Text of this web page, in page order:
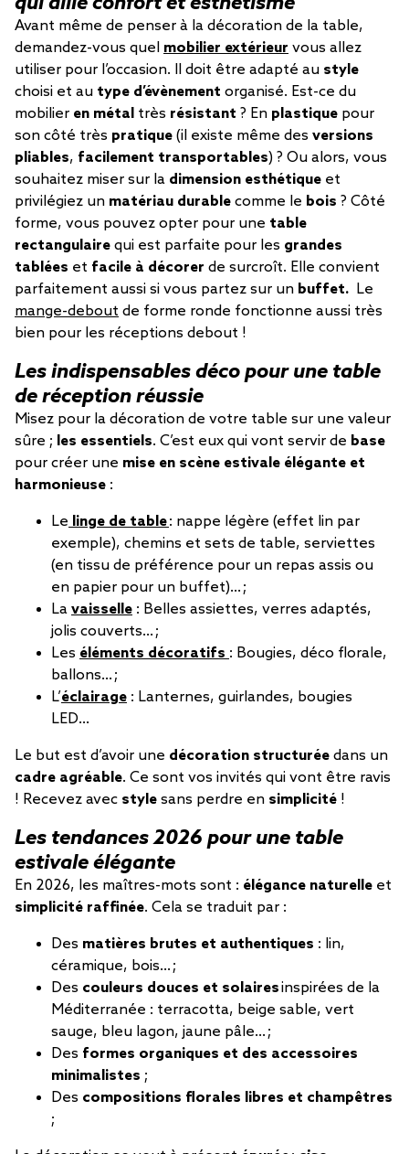
Avant même de penser à la décoration de la table,
demandez-vous quel mobilier extérieur vous allez
utiliser pour l’occasion. Il doit être adapté au style
choisi et au type d’évènement organisé. Est-ce du
mobilier en métal très résistant ? En plastique pour
son côté très pratique (il existe même des versions
pliables, facilement transportables) ? Ou alors, vous
souhaitez miser sur la dimension esthétique et
privilégiez un matériau durable comme le bois ? Côté
forme, vous pouvez opter pour une table
rectangulaire qui est parfaite pour les grandes
tablées et facile à décorer de surcroît. Elle convient
parfaitement aussi si vous partez sur un buffet. Le
mange-debout de forme ronde fonctionne aussi très
bien pour les réceptions debout !
Les indispensables déco pour une table
de réception réussie
Misez pour la décoration de votre table sur une valeur
sûre ; les essentiels. C’est eux qui vont servir de base
pour créer une mise en scène estivale élégante et
harmonieuse :
Le linge de table: nappe légère (effet lin par
exemple), chemins et sets de table, serviettes
(en tissu de préférence pour un repas assis ou
en papier pour un buffet)… ;
La vaisselle : Belles assiettes, verres adaptés,
jolis couverts… ;
Les éléments décoratifs : Bougies, déco florale,
ballons… ;
L’éclairage : Lanternes, guirlandes, bougies
LED…
Le but est d’avoir une décoration structurée dans un
cadre agréable. Ce sont vos invités qui vont être ravis
! Recevez avec style sans perdre en simplicité !
Les tendances 2026 pour une table
estivale élégante
En 2026, les maîtres-mots sont : élégance naturelle et
simplicité raffinée. Cela se traduit par :
Des matières brutes et authentiques : lin,
céramique, bois… ;
Des couleurs douces et solairesinspirées de la
Méditerranée : terracotta, beige sable, vert
sauge, bleu lagon, jaune pâle… ;
Des formes organiques et des accessoires
minimalistes ;
Des compositions florales libres et champêtres
;